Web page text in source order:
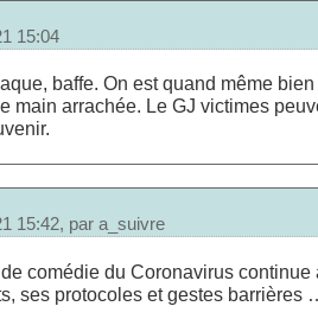
15:04
baffe. On est quand même
main arrachée. Le GJ victimes
15:42, par a_suivre
comédie du Coronavirus continue
ses protocoles et gestes barrières